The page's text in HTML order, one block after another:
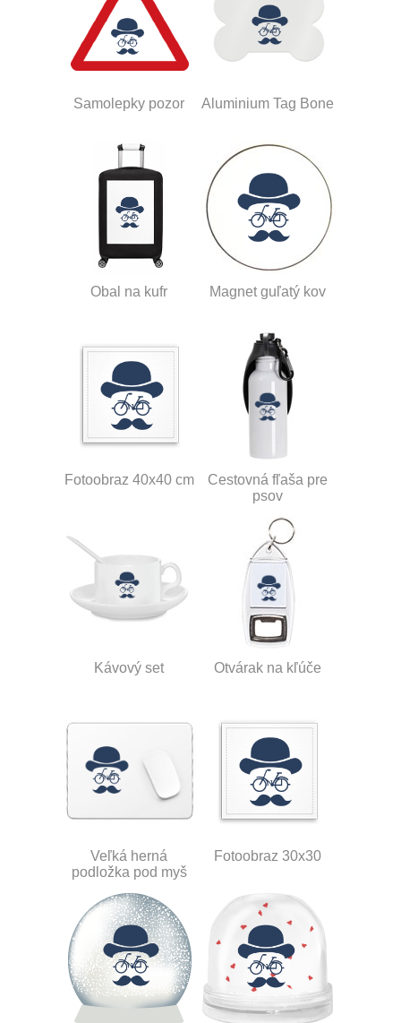
Samolepky pozor Aluminium Tag Bone
Obal na kufr Magnet guľatý kov
Fotoobraz 40x40 cm
Cestovná fľaša pre
psov
Kávový set Otvárak na kľúče
Veľká herná
podložka pod myš
Fotoobraz 30x30